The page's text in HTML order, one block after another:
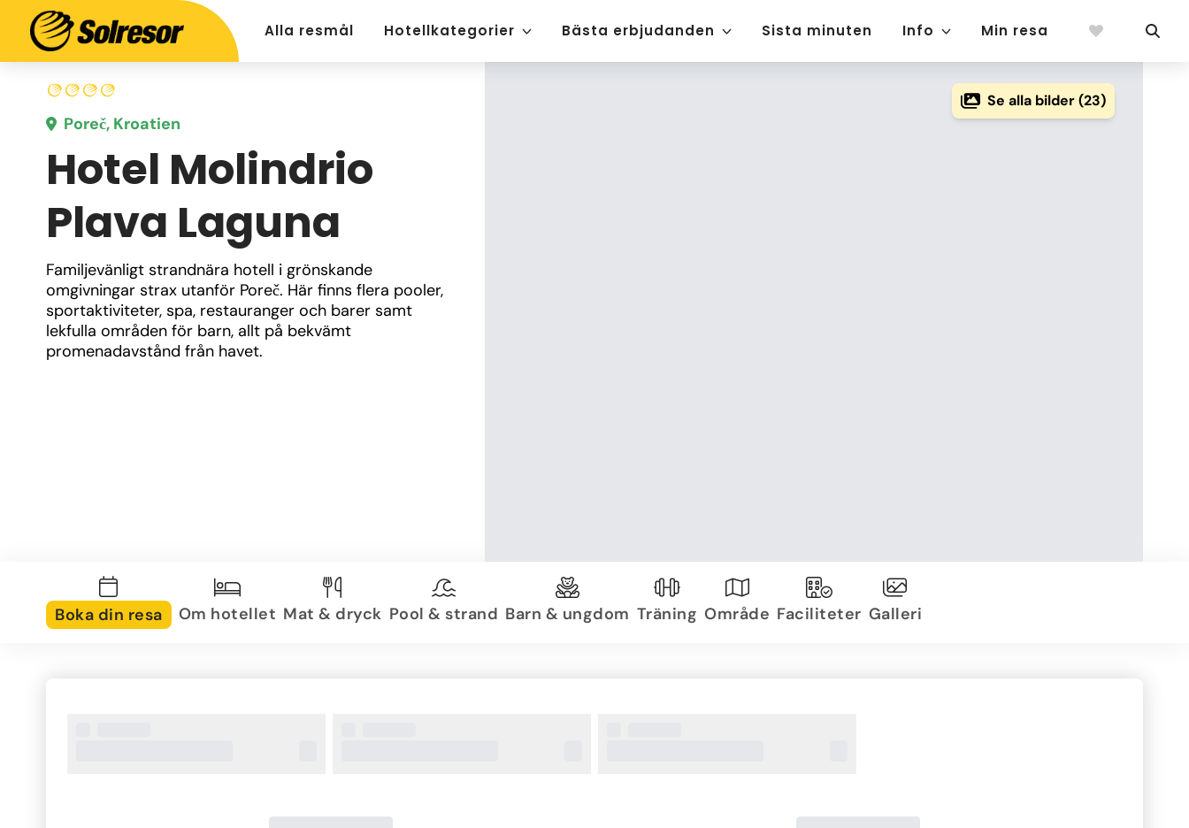
Alla resmål Hotellkategorier Bästa erbjudanden Sista minuten Info Min resa
Poreč, Kroatien
Hotel Molindrio
Plava Laguna
Familjevänligt strandnära hotell i grönskande
omgivningar strax utanför Poreč. Här finns flera pooler,
sportaktiviteter, spa, restauranger och barer samt
lekfulla områden för barn, allt på bekvämt
promenadavstånd från havet.
Se alla bilder (23)
Boka din resa Om hotellet Mat & dryck Pool & strand Barn & ungdom Träning Område Faciliteter Galleri